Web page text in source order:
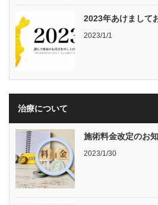
2023年あけまして
2023/1/1
治療について
施術料金改定のお
2023/1/30